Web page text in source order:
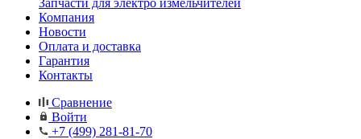
Запчасти для электро измельчителей
Компания
Новости
Оплата и доставка
Гарантия
Контакты
Сравнение
Войти
+7 (499) 281-81-70